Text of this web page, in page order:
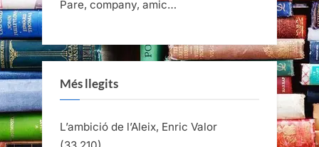
Pare, company, amic…
Més llegits
L’ambició de l’Aleix, Enric Valor